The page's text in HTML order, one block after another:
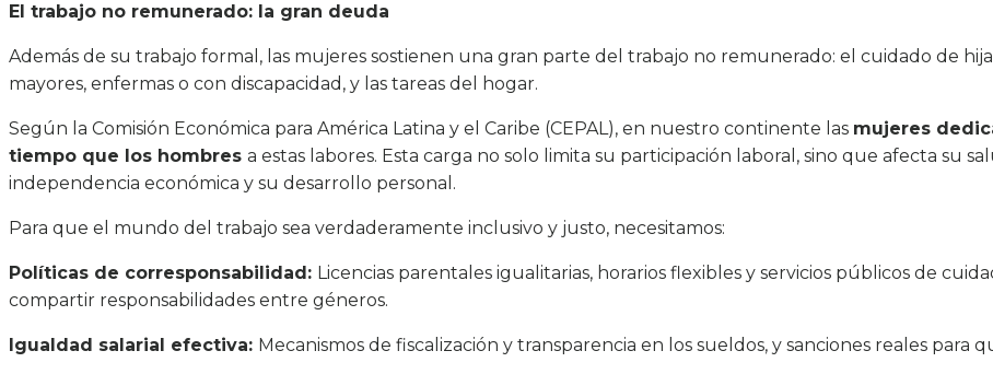
El trabajo no remunerado: la gran deuda
Además de su trabajo formal, las mujeres sostienen una gran parte del trabajo no remunerado: el cuidado de
mayores, enfermas o con discapacidad, y las tareas del hogar.
Según la Comisión Económica para América Latina y el Caribe (CEPAL), en nuestro continente las mujeres
tiempo que los hombres a estas labores. Esta carga no solo limita su participación laboral, sino que afecta su
independencia económica y su desarrollo personal.
Para que el mundo del trabajo sea verdaderamente inclusivo y justo, necesitamos:
Políticas de corresponsabilidad: Licencias parentales igualitarias, horarios flexibles y servicios públicos de
compartir responsabilidades entre géneros.
Igualdad salarial efectiva: Mecanismos de fiscalización y transparencia en los sueldos, y sanciones reales para